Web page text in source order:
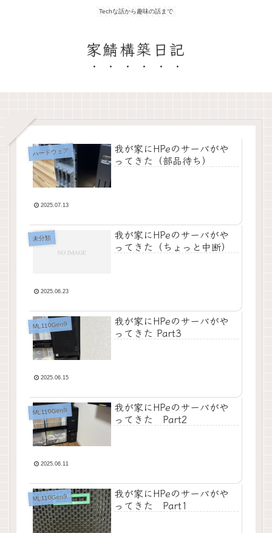
Techな話から趣味の話まで
家鯖構築日記
ハードウェア
我が家にHPeのサーバがや
ってきた（部品待ち）
2025.07.13
未分類
我が家にHPeのサーバがや
ってきた（ちょっと中断）
2025.06.23
ML110Gen9
我が家にHPeのサーバがや
ってきた Part3
2025.06.15
ML110Gen9
我が家にHPeのサーバがや
ってきた Part2
2025.06.11
ML110Gen9
我が家にHPeのサーバがや
ってきた Part1